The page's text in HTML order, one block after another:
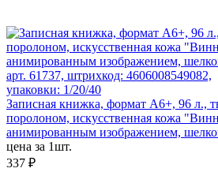
арт. 61737, штрихкод: 4606008549082,
упаковки: 1/20/40
Записная книжка, формат А6+, 96 л.,
поролоном, искусственная кожа
анимированным изображением,
цена за 1шт.
337 ₽